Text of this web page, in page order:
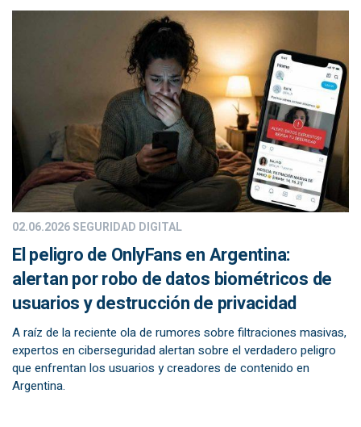
02.06.2026SEGURIDAD DIGITAL
El peligro de OnlyFans en Argentina:
alertan por robo de datos biométricos de
usuarios y destrucción de privacidad
A raíz de la reciente ola de rumores sobre filtraciones masivas,
expertos en ciberseguridad alertan sobre el verdadero peligro
que enfrentan los usuarios y creadores de contenido en
Argentina.